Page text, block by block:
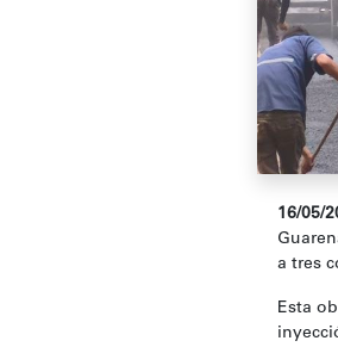
16/05/
a tres
‎Esta